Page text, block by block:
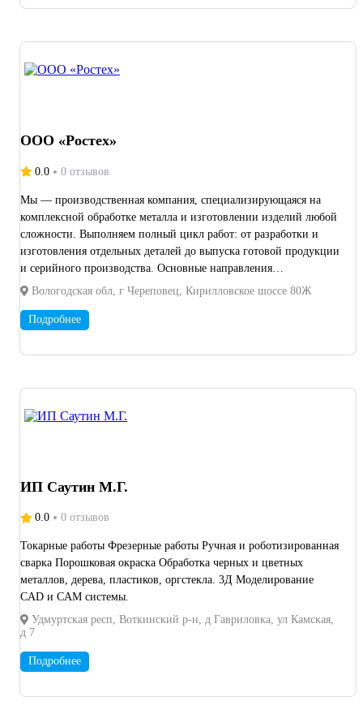
ООО «Ростех»
0.0 0 отзывов
Мы — производственная компания, специализирующаяся на
комплексной обработке металла и изготовлении изделий любой
сложности. Выполняем полный цикл работ: от разработки и
изготовления отдельных деталей до выпуска готовой продукции
и серийного производства. Основные направления
деятельности: Лазерная резка металла Гибка листового металла
Изготовление металлоизделий по чертежам и техническому
Машиностроение и изготовление нестандартного оборудования
собственного производства Мы работаем как с единичными
проекты для промышленных предприятий, строительных
подходе к каждому проекту. Мы готовы взять на себя весь
изготовления, окраски, сборки и поставки готовой продукции.
Вологодская обл, г Череповец, Кирилловское шоссе 80Ж
Подробнее
ИП Саутин М.Г.
0.0 0 отзывов
Токарные работы Фрезерные работы Ручная и роботизированная
сварка Порошковая окраска Обработка черных и цветных
металлов, дерева, пластиков, оргстекла. 3Д Моделирование
CAD и CAM системы.
Удмуртская респ, Воткинский р-н, д Гавриловка, ул Камская,
д 7
Подробнее